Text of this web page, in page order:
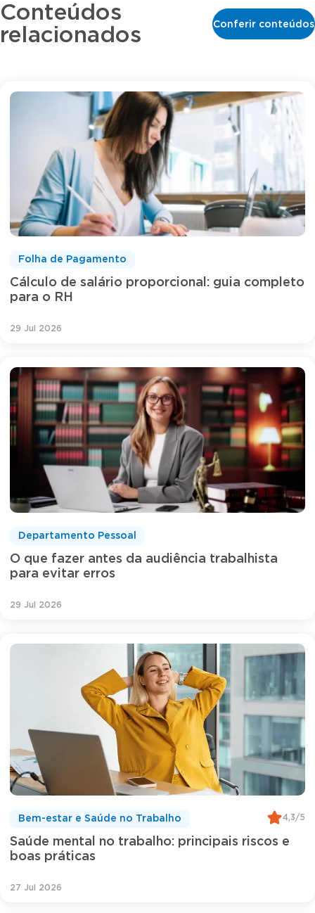
Conteúdos
relacionados
Conferir conteúdos
Cálculo de salário proporcional: guia completo
para o RH
Folha de Pagamento
29 Jul 2026
O que fazer antes da audiência trabalhista
para evitar erros
Departamento Pessoal
29 Jul 2026
Saúde mental no trabalho: principais riscos e
boas práticas
Bem-estar e Saúde no Trabalho 4,3/5
27 Jul 2026